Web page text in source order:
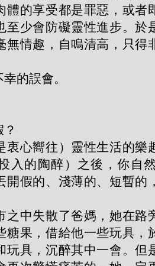
體的享受都是罪惡，或者
至少會防礙靈性進步。於
無情趣，自鳴清高，只得
的誤會。
衷心嚮往）靈性生活的樂
入的陶醉）之後，你自
開假的、淺薄的、短暫的
之中失散了爸媽，她在路
糖果，借給他一些玩具，
玩具，沉醉其中一會。但